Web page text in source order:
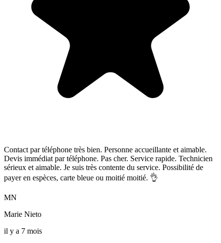
Contact par téléphone très bien. Personne accueillante et aimable.
Devis immédiat par téléphone. Pas cher. Service rapide. Technicien
sérieux et aimable. Je suis très contente du service. Possibilité de
payer en espèces, carte bleue ou moitié moitié. 👌
MN
Marie Nieto
il y a 7 mois